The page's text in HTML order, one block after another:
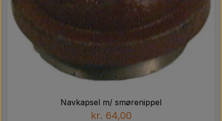
Navkapsel m/ smørenippel
kr. 64,00